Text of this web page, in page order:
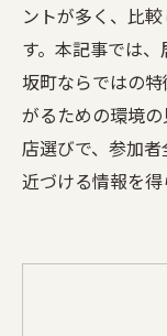
ントが多く、比
す。本記事では
坂町ならではの
がるための環境
店選びで、参加
近づける情報を得